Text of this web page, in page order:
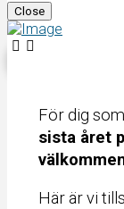
Close
För dig
sista året
Här är vi